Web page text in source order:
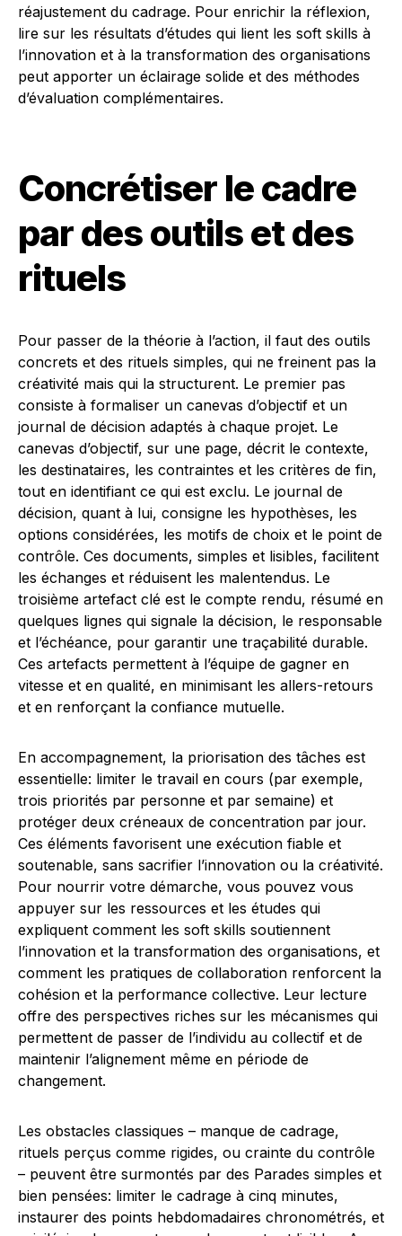
réajustement du cadrage. Pour enrichir la réflexion,
lire sur les résultats d’études qui lient les soft skills à
l’innovation et à la transformation des organisations
peut apporter un éclairage solide et des méthodes
d’évaluation complémentaires.
Concrétiser le cadre
par des outils et des
rituels
Pour passer de la théorie à l’action, il faut des outils
concrets et des rituels simples, qui ne freinent pas la
créativité mais qui la structurent. Le premier pas
consiste à formaliser un canevas d’objectif et un
journal de décision adaptés à chaque projet. Le
canevas d’objectif, sur une page, décrit le contexte,
les destinataires, les contraintes et les critères de fin,
tout en identifiant ce qui est exclu. Le journal de
décision, quant à lui, consigne les hypothèses, les
options considérées, les motifs de choix et le point de
contrôle. Ces documents, simples et lisibles, facilitent
les échanges et réduisent les malentendus. Le
troisième artefact clé est le compte rendu, résumé en
quelques lignes qui signale la décision, le responsable
et l’échéance, pour garantir une traçabilité durable.
Ces artefacts permettent à l’équipe de gagner en
vitesse et en qualité, en minimisant les allers-retours
et en renforçant la confiance mutuelle.
En accompagnement, la priorisation des tâches est
essentielle: limiter le travail en cours (par exemple,
trois priorités par personne et par semaine) et
protéger deux créneaux de concentration par jour.
Ces éléments favorisent une exécution fiable et
soutenable, sans sacrifier l’innovation ou la créativité.
Pour nourrir votre démarche, vous pouvez vous
appuyer sur les ressources et les études qui
expliquent comment les soft skills soutiennent
l’innovation et la transformation des organisations, et
comment les pratiques de collaboration renforcent la
cohésion et la performance collective. Leur lecture
offre des perspectives riches sur les mécanismes qui
permettent de passer de l’individu au collectif et de
maintenir l’alignement même en période de
changement.
Les obstacles classiques – manque de cadrage,
rituels perçus comme rigides, ou crainte du contrôle
– peuvent être surmontés par des Parades simples et
bien pensées: limiter le cadrage à cinq minutes,
instaurer des points hebdomadaires chronométrés, et